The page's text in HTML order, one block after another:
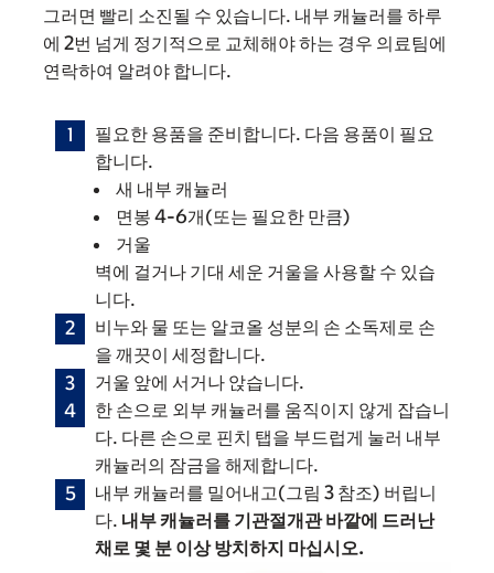
그러면 빨리 소진될 수 있습니다. 내부 캐뉼러를 하루
에 2번 넘게 정기적으로 교체해야 하는 경우 의료팀에
연락하여 알려야 합니다.
필요한 용품을 준비합니다. 다음 용품이 필요
합니다.
새 내부 캐뉼러
면봉 4-6개(또는 필요한 만큼)
거울
벽에 걸거나 기대 세운 거울을 사용할 수 있습
니다.
비누와 물 또는 알코올 성분의 손 소독제로 손
을 깨끗이 세정합니다.
거울 앞에 서거나 앉습니다.
한 손으로 외부 캐뉼러를 움직이지 않게 잡습니
다. 다른 손으로 핀치 탭을 부드럽게 눌러 내부
캐뉼러의 잠금을 해제합니다.
내부 캐뉼러를 밀어내고(그림 3 참조) 버립니
다. 내부 캐뉼러를 기관절개관 바깥에 드러난
채로 몇 분 이상 방치하지 마십시오.